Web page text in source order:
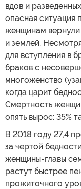
вдов и
опасная ситуация
женщинам вернули
и землей.
для вступления в
браков с
многоженство
когда царит
Смертность
опять вырос: 35%
В 2018 году 27,4
за чертой
женщины-главы
растут быстрее
прожиточного